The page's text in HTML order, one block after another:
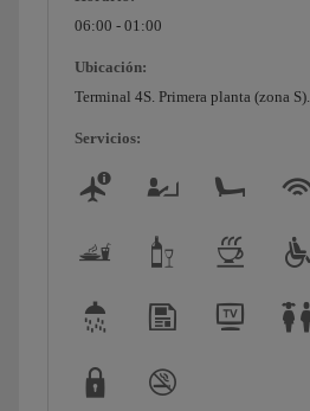
06:00 - 01:00
Ubicación:
Terminal 4S. Primera planta (zona S).
Servicios: